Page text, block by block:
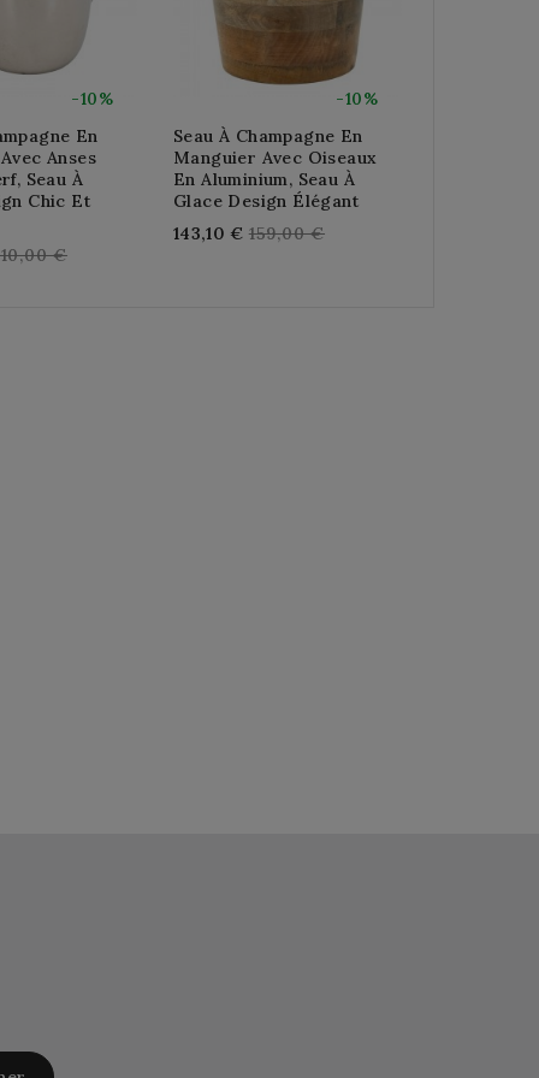
-10%
En
Anses
Seau À
Chic Et
€
-10%
Seau À Champagne En
Manguier Avec Oiseaux
En Aluminium, Seau À
Glace Design Élégant
143,10 € Regular
159,00 €